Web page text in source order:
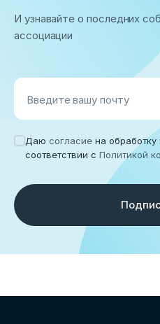
И узнавайте о последних
ассоциации
Введите вашу почту
Даю согласие на
соответствии с Политикой